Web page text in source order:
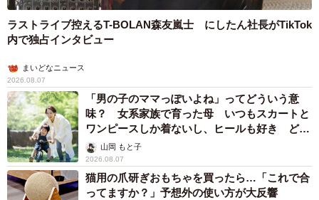
5/9
話題になった“謀反のお知らせ”
ラストライブ控えるT-BOLAN森友嵐士 にしたん社長がTikTok
内で独占インタビュー
まいどなニュース
2026.08.07
「男の子のママっぽいよね」ってどういう意
味？ 女系家族で育った母 いつもスカートと
ワンピースしか着ないし、ヒールも好き どの
へんが…
山岡 もと子
2026.08.07
猫用の爪研ぎおもちゃを買ったら…「これで合
ってますか？」予想外の使い方が大反響